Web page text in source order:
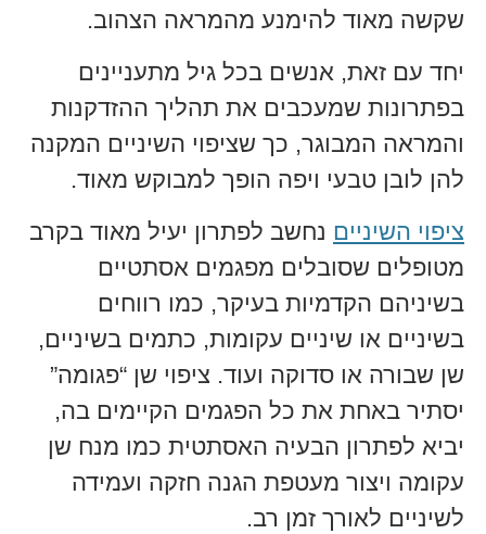
שקשה מאוד להימנע מהמראה הצהוב.
יחד עם זאת, אנשים בכל גיל מתעניינים
בפתרונות שמעכבים את תהליך ההזדקנות
והמראה המבוגר, כך שציפוי השיניים המקנה
להן לובן טבעי ויפה הופך למבוקש מאוד.
ציפוי השיניים נחשב לפתרון יעיל מאוד בקרב
מטופלים שסובלים מפגמים אסתטיים
בשיניהם הקדמיות בעיקר, כמו רווחים
בשיניים או שיניים עקומות, כתמים בשיניים,
שן שבורה או סדוקה ועוד. ציפוי שן “פגומה”
יסתיר באחת את כל הפגמים הקיימים בה,
יביא לפתרון הבעיה האסתטית כמו מנח שן
עקומה ויצור מעטפת הגנה חזקה ועמידה
לשיניים לאורך זמן רב.